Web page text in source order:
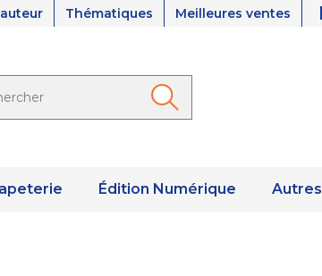
Thématiques Meilleures ventes
Édition Numérique Autres